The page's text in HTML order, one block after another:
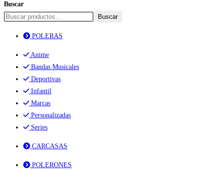
Buscar
Buscar
POLERAS
Anime
Bandas Musicales
Deportivas
Infantil
Marcas
Personalizadas
Series
CARCASAS
POLERONES